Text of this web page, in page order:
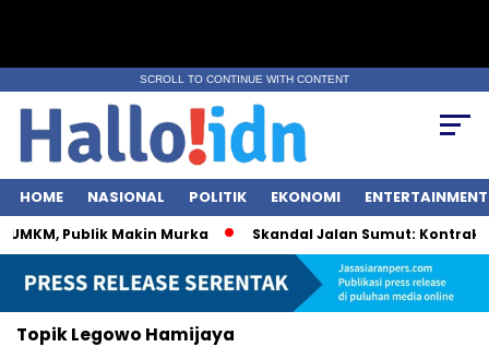
SCROLL TO CONTINUE WITH CONTENT
HOME NASIONAL POLITIK EKONOMI ENTERTAINMENT
Publik Makin Murka Skandal Jalan Sumut:
TopikLegowo Hamijaya